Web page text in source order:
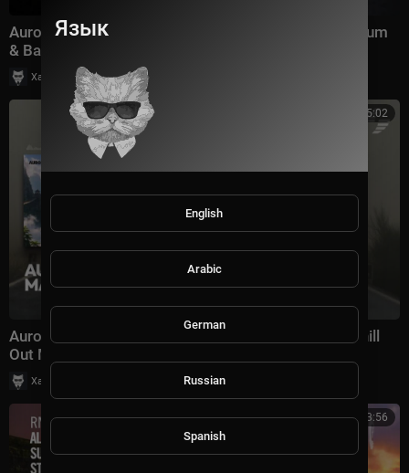
Aurosonic, Moments, Marie Mauri - Many Roads (Drum
& Bass Mix) [SYNTHBIOS RECORDS]
Хаус Рычалкин | 167 просмотры
5:02
Aurosonic, Moments, Marie Mauri - Many Roads (Chill
Out Mix) [SYNTHBIOS CHILL]
Хаус Рычалкин
3:56
Язык
English
Arabic
German
Russian
Spanish